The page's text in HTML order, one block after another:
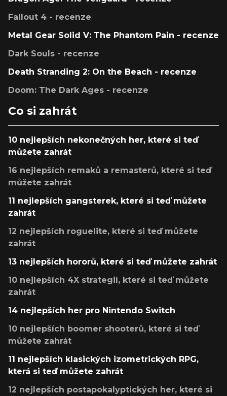
Fallout 4 - recenze
Metal Gear Solid V: The Phantom Pain - recenze
Dark Souls - recenze
Death Stranding 2: On the Beach - recenze
Doom: The Dark Ages - recenze
Co si zahrát
10 nejlepších nekonečných her, které si teď
můžete zahrát
16 nejlepších remaků a remasterů, které si teď
můžete zahrát
11 nejlepších gangsterek, které si teď můžete
zahrát
12 nejlepších roguelite, které si teď můžete
zahrát
13 nejlepších hororů, které si teď můžete zahrát
10 nejlepších 4X strategií, které si teď můžete
zahrát
14 nejlepších her pro Nintendo Switch
10 nejlepších boomer shooterů, které si teď
můžete zahrát
11 nejlepších klasických izometrických RPG,
která si teď můžete zahrát
12 nejlepších postapokalyptických her, které si